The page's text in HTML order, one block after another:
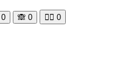
0 🙈 0 🧘‍♀️ 0